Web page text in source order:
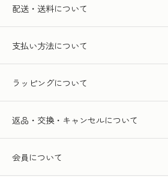
配送・送料について
支払い方法について
ラッピングについて
返品・交換・キャンセルについて
会員について